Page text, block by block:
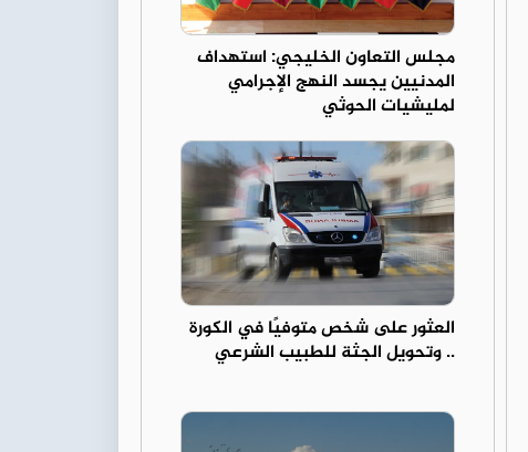
مجلس التعاون الخليجي: استهداف
المدنيين يجسد النهج الإجرامي
لمليشيات الحوثي
العثور على شخص متوفيًا في الكورة
.. وتحويل الجثة للطبيب الشرعي